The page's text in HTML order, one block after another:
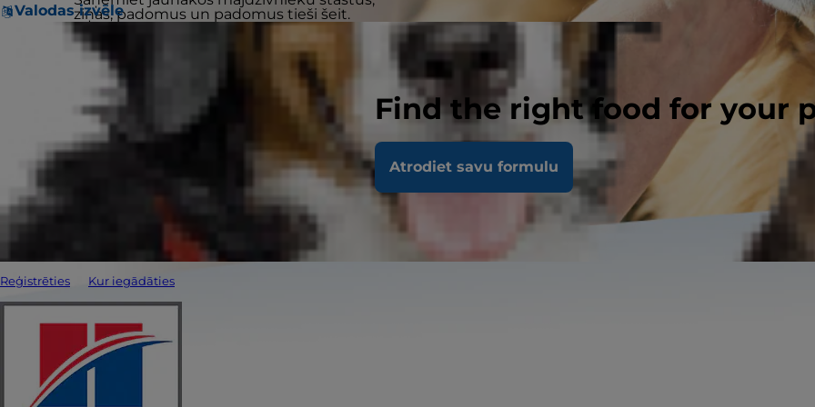
Valodas izvēle
Find the right food for your
Atrodiet savu formulu
Reģistrēties Kur iegādāties
ziņas, padomus un padomus tieši šeit.